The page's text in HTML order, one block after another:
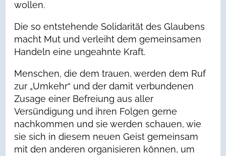
wollen.
Die so entstehende Solidarität des Glaubens
macht Mut und verleiht dem gemeinsamen
Handeln eine ungeahnte Kraft.
Menschen, die dem trauen, werden dem Ruf
zur „Umkehr“ und der damit verbundenen
Zusage einer Befreiung aus aller
Versündigung und ihren Folgen gerne
nachkommen und sie werden schauen, wie
sie sich in diesem neuen Geist gemeinsam
mit den anderen organisieren können, um